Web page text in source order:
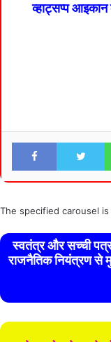
व्हाट्सप्प
Facebook
The specified carousel
स्वतंत्र और सच्ची
राजनैतिक नियंत्रण से